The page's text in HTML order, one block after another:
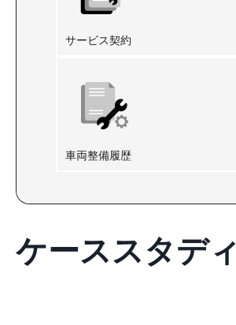
サービス契約
車両整備履歴
ケーススタディ